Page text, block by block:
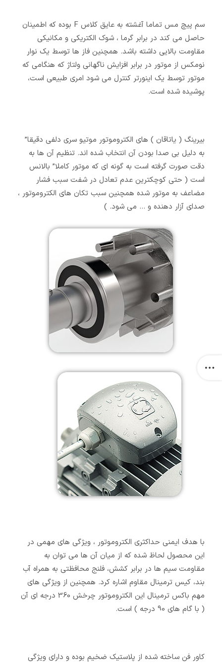
سم پیچ مس تماما آغشته به عایق کلاس F بوده که اطمینان
حاصل می کند در برابر گرما ، شوک الکتریکی و مکانیکی
مقاومت بالایی داشته باشد. همچنین فاز ها توسط یک نوار
نومکس از موتور در برابر افزایش ناگهانی ولتاژ که هنگامی که
موتور توسط یک اینورتر کنترل می شود امری طبیعی است،
پوشیده شده است.
بیرینگ ( یاتاقان ) های الکتروموتور موتیو سری دلفی دقیقا”
به دلیل بی صدا بودن آن انتخاب شده اند. تنظیم آن ها به
دقت صورت گرفته است به گونه ای که موتور کاملا” بالانس
است ( حتی کوچکترین عدم تعادل در شفت سبب فشار
مضاعف به موتور شده همچنین سبب تکان های الکتروموتور ،
صدای آزار دهنده و … می شود. )
با هدف ایمنی حداکثری الکتروموتور ، ویژگی های مهمی در
این محصول لحاظ شده که از میان آن ها می توان به
مقاومت سیم ها در برابر کشش، فلنج محافظتی به همراه آب
بند، کیس ترمینال مقاوم اشاره کرد. همچنین از ویژگی های
مهم باکس ترمینال این الکتروموتور چرخش 360 درجه ای آن
( با گام های 90 درجه ) است.
کاور فن ساخته شده از پلاستیک ضخیم بوده و دارای ویژگی